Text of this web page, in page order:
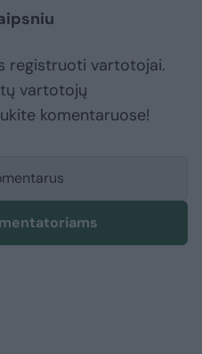
registruoti vartotojai.
vartotojų
komentaruose!